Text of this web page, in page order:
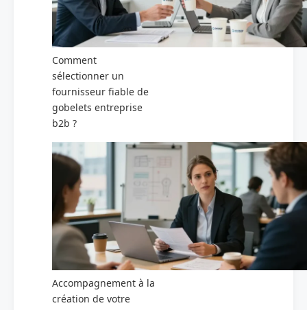
Comment
sélectionner un
fournisseur fiable de
gobelets entreprise
b2b ?
Accompagnement à la
création de votre